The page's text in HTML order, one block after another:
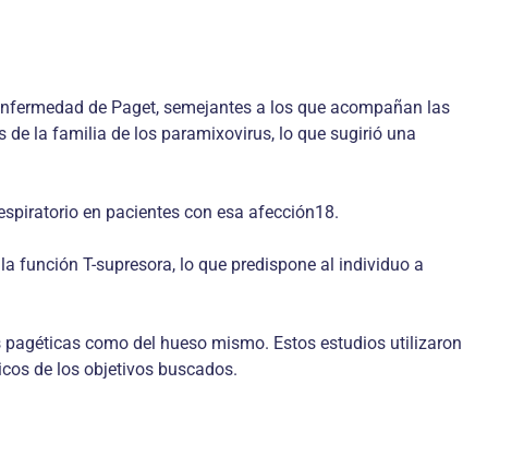
de Paget, semejantes a los que acompañan las
de la familia de los paramixovirus, lo que sugirió una
en pacientes con esa afección18.
función T-supresora, lo que predispone al individuo a
como del hueso mismo. Estos estudios utilizaron
de los objetivos buscados.